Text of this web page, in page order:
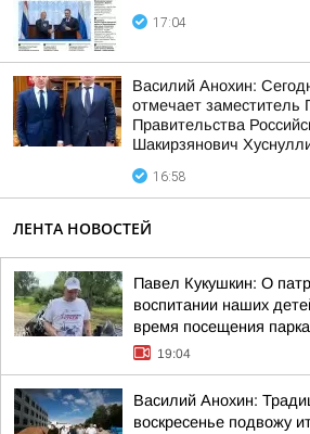
17:04
Василий Анохин:
отмечает заместитель
Правительства
Шакирзянович
16:58
ЛЕНТА НОВОСТЕЙ
Павел Кукушкин: О
воспитании наших
время посещения
19:04
Василий Анохин:
воскресенье подвожу